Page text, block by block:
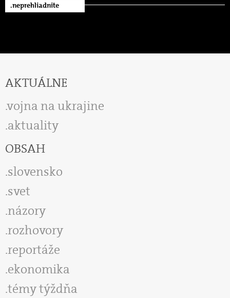
.neprehliadnite
AKTUÁLNE
vojna na ukrajine
aktuality
OBSAH
slovensko
svet
názory
rozhovory
reportáže
ekonomika
témy týždňa